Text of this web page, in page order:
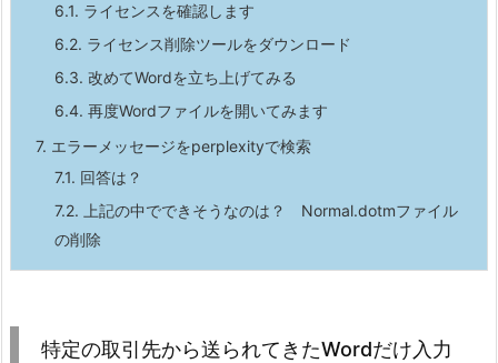
6.1. ライセンスを確認します
6.2. ライセンス削除ツールをダウンロード
6.3. 改めてWordを立ち上げてみる
6.4. 再度Wordファイルを開いてみます
7. エラーメッセージをperplexityで検索
7.1. 回答は？
7.2. 上記の中でできそうなのは？ Normal.dotmファイル
の削除
特定の取引先から送られてきたWordだけ入力